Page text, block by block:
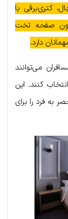
کتری‌برقی با
صفحه تخت
دارد.
می‌توانند
کنند. این
به فرد را برای